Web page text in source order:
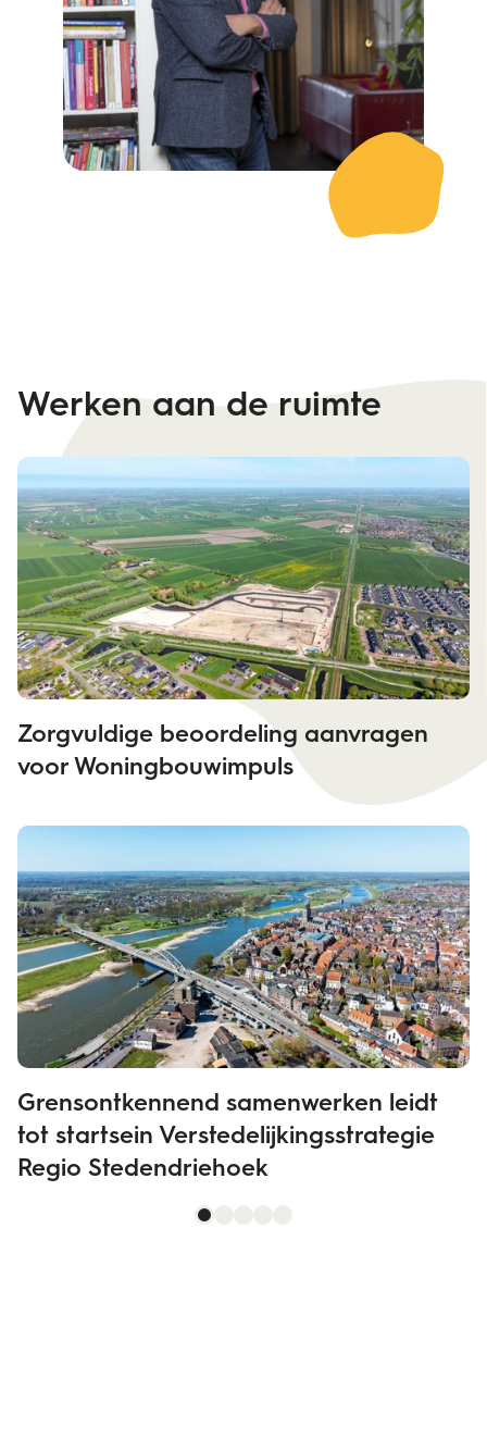
Werken aan de ruimte
Zorgvuldige beoordeling aanvragen
voor Woningbouwimpuls
Grensontkennend samenwerken leidt
tot startsein Verstedelijkingsstrategie
Regio Stedendriehoek